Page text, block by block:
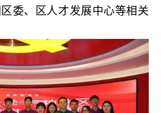
委、区人才发展中心等相关